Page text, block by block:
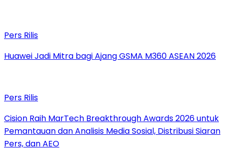
Pers Rilis
Huawei Jadi Mitra bagi Ajang GSMA M360 ASEAN 2026
Pers Rilis
Cision Raih MarTech Breakthrough Awards 2026 untuk
Pemantauan dan Analisis Media Sosial, Distribusi Siaran
Pers, dan AEO